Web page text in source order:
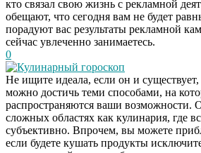
кто связал свою жизнь с рекламной
обещают, что сегодня вам не будет
порадуют вас результаты рекламной
сейчас увлеченно занимаетесь.
0
Кулинарный гороскоп
Не ищите идеала, если он и существует,
можно достичь теми способами, на
распространяются ваши возможности.
сложных областях как кулинария, где
субъективно. Впрочем, вы можете
если будете кушать продукты